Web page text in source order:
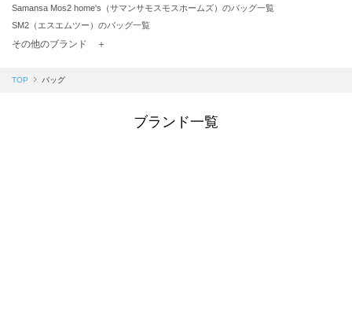
Samansa Mos2 home's（サマンサモスモスホームズ）のバッグ一覧
SM2（エスエムツー）のバッグ一覧
TSUHARU by Samansa Mos2（ツハルバイサマンサモスモス）のバッグ一覧
Samansa Mos2 blue（サマンサモスモス ブルー）のバッグ一覧
sō4ū（ソウフォーユー）のバッグ一覧
その他のブランド ＋
TOP バッグ
ブランド一覧